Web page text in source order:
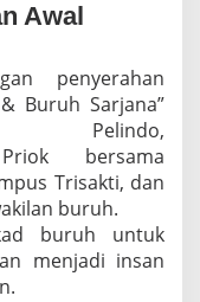
Awal
penyerahan
Buruh Sarjana”
Priok bersama
Trisakti, dan
buruh.
buruh untuk
menjadi insan